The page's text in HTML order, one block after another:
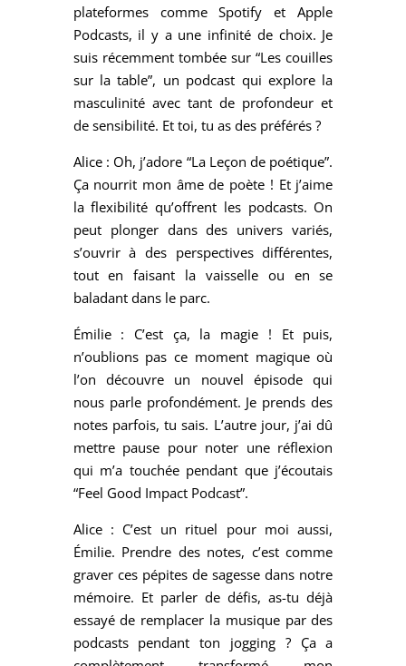
plateformes comme Spotify et Apple
Podcasts, il y a une infinité de choix. Je
suis récemment tombée sur “Les couilles
sur la table”, un podcast qui explore la
masculinité avec tant de profondeur et
de sensibilité. Et toi, tu as des préférés ?
Alice : Oh, j’adore “La Leçon de poétique”.
Ça nourrit mon âme de poète ! Et j’aime
la flexibilité qu’offrent les podcasts. On
peut plonger dans des univers variés,
s’ouvrir à des perspectives différentes,
tout en faisant la vaisselle ou en se
baladant dans le parc.
Émilie : C’est ça, la magie ! Et puis,
n’oublions pas ce moment magique où
l’on découvre un nouvel épisode qui
nous parle profondément. Je prends des
notes parfois, tu sais. L’autre jour, j’ai dû
mettre pause pour noter une réflexion
qui m’a touchée pendant que j’écoutais
“Feel Good Impact Podcast”.
Alice : C’est un rituel pour moi aussi,
Émilie. Prendre des notes, c’est comme
graver ces pépites de sagesse dans notre
mémoire. Et parler de défis, as-tu déjà
essayé de remplacer la musique par des
podcasts pendant ton jogging ? Ça a